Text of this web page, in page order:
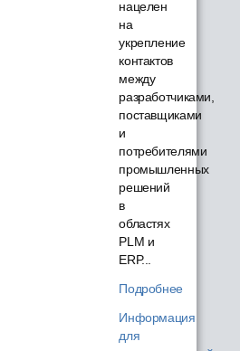
нацелен
на
укрепление
контактов
между
разработчиками,
поставщиками
и
потребителями
промышленных
решений
в
областях
PLM и
ERP...
Подробнее
Информация
для